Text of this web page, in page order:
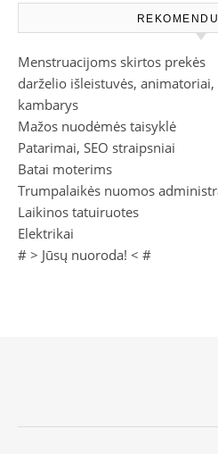
Menstruacijoms skirtos prekės
darželio išleistuvės,
kambarys
Mažos nuodėmės taisyklė
Patarimai, SEO straipsniai
Batai moterims
Trumpalaikės nuomos
Laikinos tatuiruotes
Elektrikai
# > Jūsų nuoroda! < #